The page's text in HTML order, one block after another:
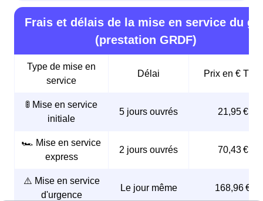
Frais et délais de la mise en service du
(prestation GRDF)
Type de mise en
service
Délai Prix en € TTC
🚦 Mise en service
initiale
5 jours ouvrés 21,95 €
🏎️ Mise en service
express
2 jours ouvrés 70,43 €
⚠️ Mise en service
d'urgence
Le jour même 168,96 €